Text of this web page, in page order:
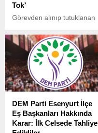
Tok’
Görevden alınıp tutuklanan
CHP’li Esenyurt Belediye
Başkanı Ahmet Özer,
deprem bölgesine
gönderilmek üzere toplanan
yardım kolilerinin depoda
çürütüldüğü iddialarına sert
DEM Parti Esenyurt İlçe
Eş Başkanları Hakkında
Karar: İlk Celsede Tahliye